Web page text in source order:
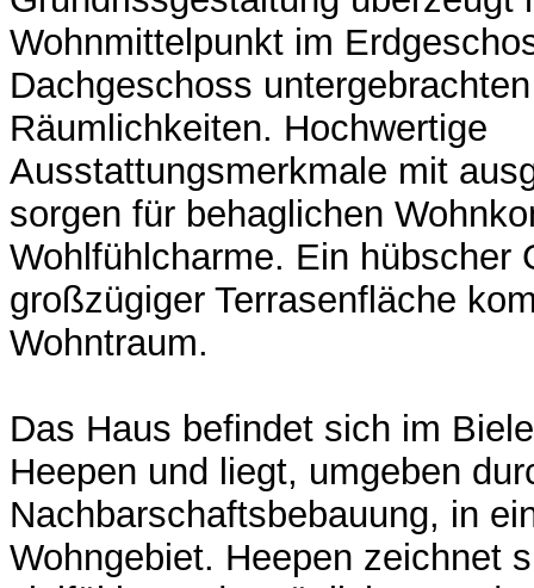
Wohnmittelpunkt im
Dachgeschoss
Räumlichkeiten. Hochwertige
Ausstattungsmerkmale mit
sorgen für behaglichen
Wohlfühlcharme. Ein hübscher
großzügiger Terrasenfläche
Wohntraum.
Das Haus befindet sich im
Heepen und liegt, umgeben
Nachbarschaftsbebauung, in
Wohngebiet. Heepen zeichnet